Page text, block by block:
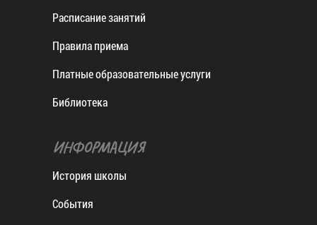
Расписание занятий
Правила приема
Платные образовательные услуги
Библиотека
ИНФОРМАЦИЯ
История школы
События